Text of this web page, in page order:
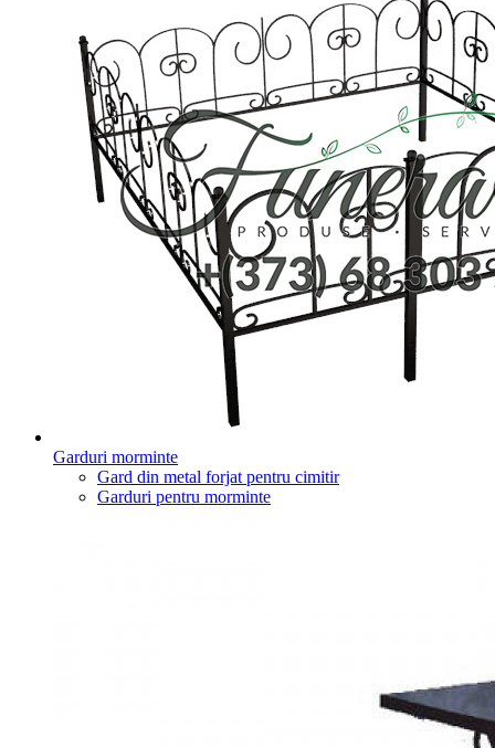
Garduri morminte
Gard din metal forjat pentru cimitir
Garduri pentru morminte